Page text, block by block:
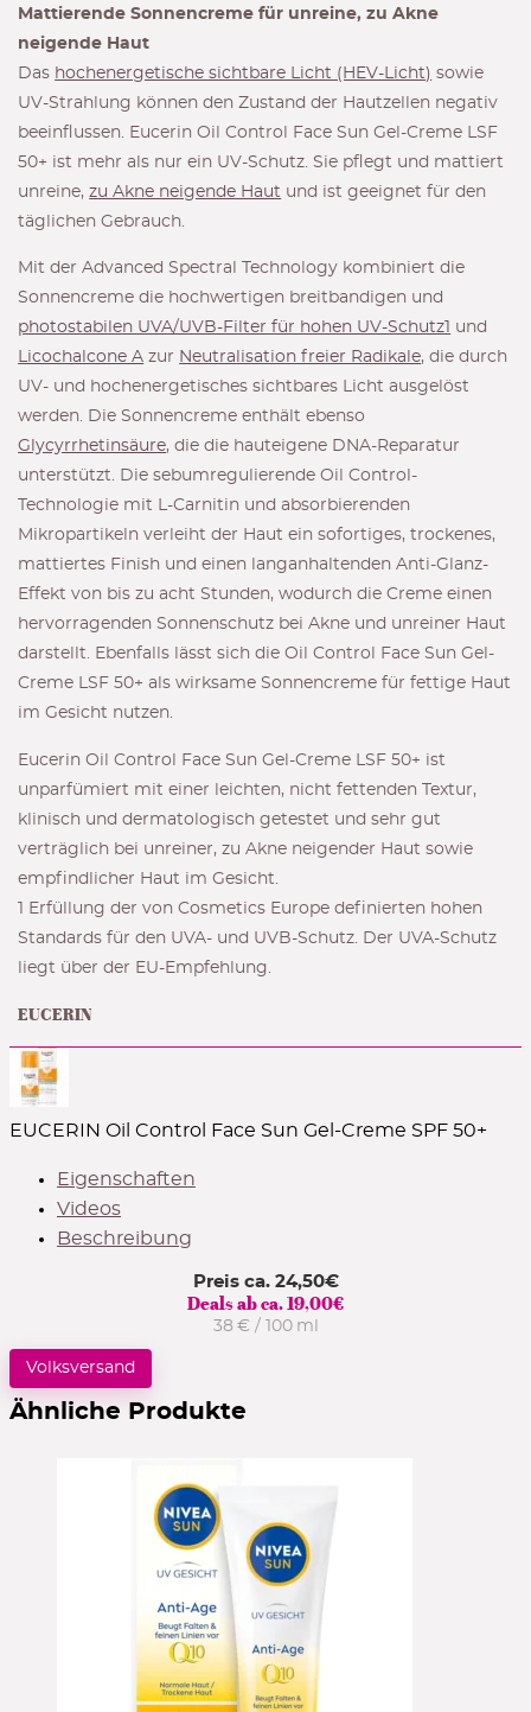
Mattierende Sonnencreme für unreine, zu Akne
neigende Haut
Das hochenergetische sichtbare Licht (HEV-Licht) sowie
UV-Strahlung können den Zustand der Hautzellen negativ
beeinflussen. Eucerin Oil Control Face Sun Gel-Creme LSF
50+ ist mehr als nur ein UV-Schutz. Sie pflegt und mattiert
unreine,zu Akne neigende Haut und ist geeignet für den
täglichen Gebrauch.
Mit der Advanced Spectral Technology kombiniert die
Sonnencreme die hochwertigen breitbandigen und
photostabilen UVA/UVB-Filter für hohen UV-Schutz1 und
Licochalcone A zur Neutralisation freier Radikale, die durch
UV- und hochenergetisches sichtbares Licht ausgelöst
werden. Die Sonnencreme enthält ebenso
Glycyrrhetinsäure, die die hauteigene DNA-Reparatur
unterstützt. Die sebumregulierende Oil Control-
Technologie mit L-Carnitin und absorbierenden
Mikropartikeln verleiht der Haut ein sofortiges, trockenes,
mattiertes Finish und einen langanhaltenden Anti-Glanz-
Effekt von bis zu acht Stunden, wodurch die Creme einen
hervorragenden Sonnenschutz bei Akne und unreiner Haut
darstellt. Ebenfalls lässt sich die Oil Control Face Sun Gel-
Creme LSF 50+ als wirksame Sonnencreme für fettige Haut
im Gesicht nutzen.
Eucerin Oil Control Face Sun Gel-Creme LSF 50+ ist
unparfümiert mit einer leichten, nicht fettenden Textur,
klinisch und dermatologisch getestet und sehr gut
verträglich bei unreiner, zu Akne neigender Haut sowie
empfindlicher Haut im Gesicht.
1 Erfüllung der von Cosmetics Europe definierten hohen
Standards für den UVA- und UVB-Schutz. Der UVA-Schutz
liegt über der EU-Empfehlung.
EUCERIN
EUCERIN Oil Control Face Sun Gel-Creme SPF 50+
Eigenschaften
Videos
Beschreibung
Preis ca. 24,50€
Deals ab ca.19,00€
38 € / 100 ml
Volksversand
Ähnliche Produkte